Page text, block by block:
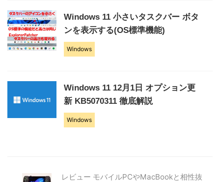
Windows 11 小さいタスクバー ボタ
ンを表示する(OS標準機能)
Windows
Windows 11 12月1日 オプション更
新 KB5070311 徹底解説
Windows
レビュー モバイルPCやMacBookと相性抜